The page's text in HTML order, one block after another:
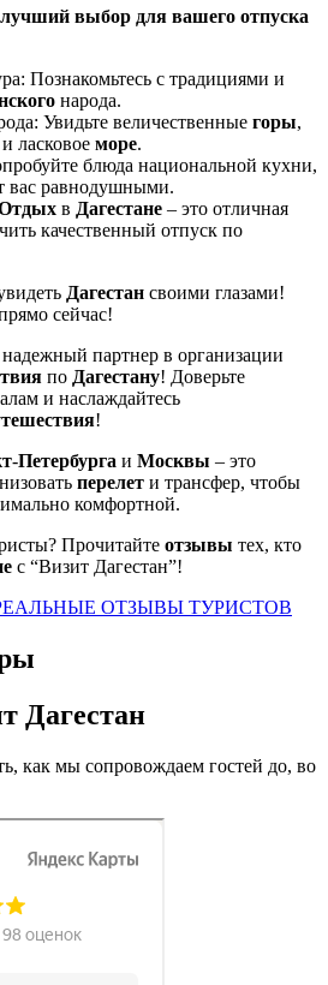
выбор для вашего отпуска
Познакомьтесь с традициями и
народа.
Увидьте величественные горы,
ласковое море.
блюда национальной кухни,
вас равнодушными.
в Дагестане – это отличная
качественный отпуск по
Дагестан своими глазами!
сейчас!
партнер в организации
по Дагестану! Доверьте
и наслаждайтесь
!
-Петербурга и Москвы – это
перелет и трансфер, чтобы
комфортной.
Прочитайте отзывы тех, кто
с “Визит Дагестан”!
ОТЗЫВЫ ТУРИСТОВ
Дагестан
как мы сопровождаем гостей до, во